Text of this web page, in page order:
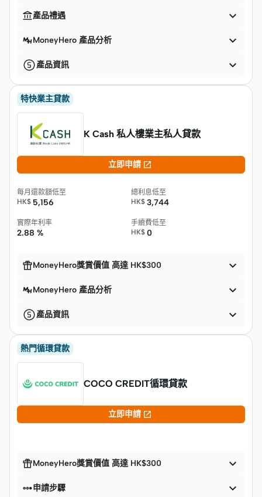
產品禮遇 
MoneyHero 產品分析 
產品資訊 
特快業主貸款
K Cash 私人樓業主私人貸款
立即申請 
每月還款額低至
HK$ 5,156
總利息低至
HK$ 3,744
實際年利率
2.88 %
手續費低至
HK$ 0
MoneyHero獎賞價值 高達 HK$300 
MoneyHero 產品分析 
產品資訊 
熱門循環貸款
COCO CREDIT循環貸款
立即申請 
MoneyHero獎賞價值 高達 HK$300 
申請步驟 